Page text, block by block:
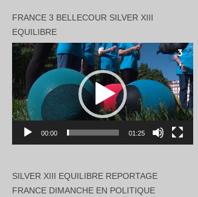
FRANCE 3 BELLECOUR SILVER XIII
EQUILIBRE
Lecteur
vidéo
00:00 01:25
SILVER XIII EQUILIBRE REPORTAGE
FRANCE DIMANCHE EN POLITIQUE